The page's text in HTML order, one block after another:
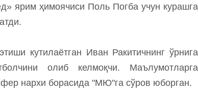
ярим ҳимоячиси Поль Погба учун курашга
кутилаётган Иван Ракитичнинг ўрнига
олиб келмоқчи. Маълумотларга
нархи борасида "МЮ"га сўров юборган.